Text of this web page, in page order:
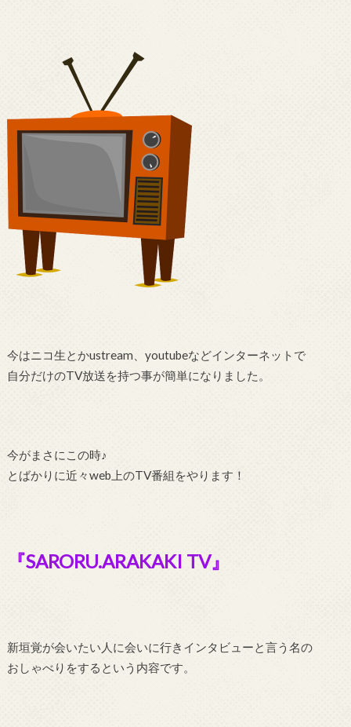
今はニコ生とかustream、youtubeなどインターネットで
自分だけのTV放送を持つ事が簡単になりました。
今がまさにこの時♪
とばかりに近々web上のTV番組をやります！
『SARORU.ARAKAKI TV』
新垣覚が会いたい人に会いに行きインタビューと言う名の
おしゃべりをするという内容です。